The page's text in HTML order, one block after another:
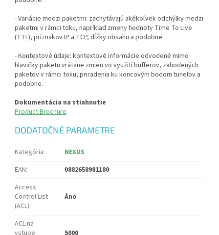
- Variácie medzi paketmi: zachytávajú akékoľvek odchýlky medzi
paketmi v rámci toku, napríklad zmeny hodnoty Time To Live
(TTL), príznakov IP a TCP, dĺžky obsahu a podobne.
- Kontextové údaje: kontextové informácie odvodené mimo
hlavičky paketu vrátane zmien vo využití bufferov, zahodených
paketov v rámci toku, priradenia ku koncovým bodom tunelov a
podobne.
Dokumentácia na stiahnutie
Product Brochure
DODATOČNÉ PARAMETRE
Kategória:
NEXUS
EAN:
0882658981180
Access
Control List
(ACL):
Áno
ACL na
vstupe
5000